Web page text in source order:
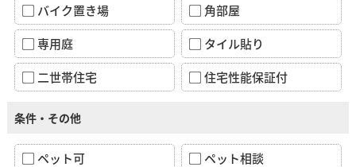
バイク置き場
角部屋
専用庭
タイル貼り
二世帯住宅
住宅性能保証付
条件・その他
ペット可
ペット相談